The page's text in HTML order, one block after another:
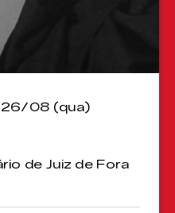
08 (qua)
de Juiz de Fora